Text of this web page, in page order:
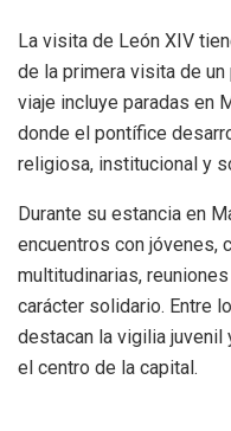
La visita de León XIV
de la primera visita de un
viaje incluye paradas en
donde el pontífice
religiosa, institucional y
Durante su estancia en
encuentros con jóvenes,
multitudinarias,
carácter solidario. Entre
destacan la vigilia juvenil
el centro de la capital.